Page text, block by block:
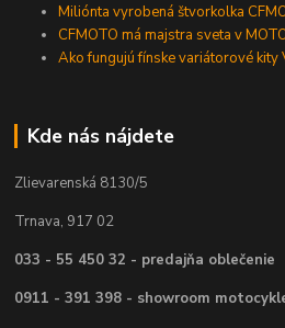
Miliónta vyrobená štvorkolka
CFMOTO má majstra sveta v
Ako fungujú fínske variátorové kity
Kde nás nájdete
Zlievarenská 8130/5
Trnava, 917 02
033 - 55 450 32 - predajňa oblečenie
0911 - 391 398 - showroom